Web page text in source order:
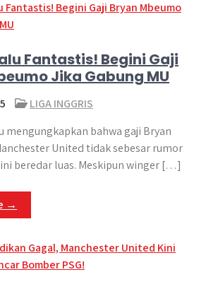
Fantastis! Begini Gaji
Jika Gabung MU
LIGA INGGRIS
mengungkapkan bahwa gaji Bryan
United tidak sebesar rumor
beredar luas. Meskipun winger […]
→